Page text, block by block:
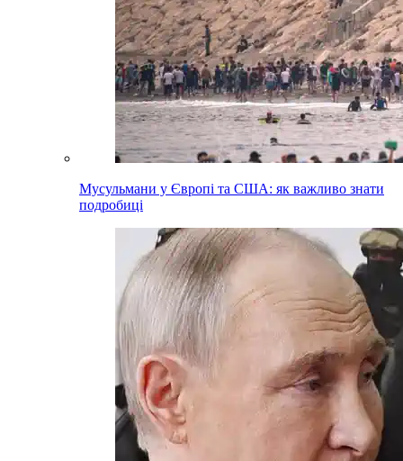
Мусульмани у Європі та США: як важливо знати
подробиці